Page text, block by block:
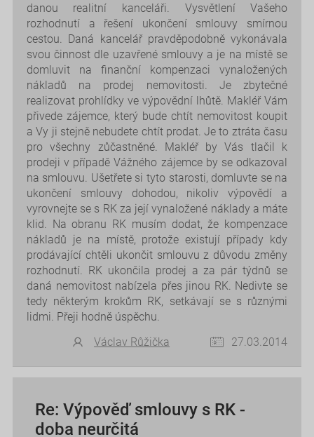
danou realitní kanceláři. Vysvětlení Vašeho
rozhodnutí a řešení ukončení smlouvy smírnou
cestou. Daná kancelář pravděpodobně vykonávala
svou činnost dle uzavřené smlouvy a je na místě se
domluvit na finanční kompenzaci vynaložených
nákladů na prodej nemovitosti. Je zbytečné
realizovat prohlídky ve výpovědní lhůtě. Makléř Vám
přivede zájemce, který bude chtít nemovitost koupit
a Vy ji stejně nebudete chtít prodat. Je to ztráta času
pro všechny zůčastněné. Makléř by Vás tlačil k
prodeji v případě Vážného zájemce by se odkazoval
na smlouvu. Ušetřete si tyto starosti, domluvte se na
ukončení smlouvy dohodou, nikoliv výpovědí a
vyrovnejte se s RK za její vynaložené náklady a máte
klid. Na obranu RK musím dodat, že kompenzace
nákladů je na místě, protože existují případy kdy
prodávající chtěli ukončit smlouvu z důvodu změny
rozhodnutí. RK ukončila prodej a za pár týdnů se
daná nemovitost nabízela přes jinou RK. Nedivte se
tedy některým krokům RK, setkávají se s různými
lidmi. Přeji hodně úspěchu.
Václav Růžička
27.03.2014
Re: Výpověď smlouvy s RK -
doba neurčitá